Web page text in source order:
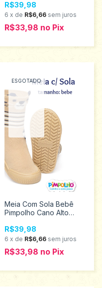
0073539
R$39,98
6 x de R$6,66 sem juros
R$33,98 no Pix
ESGOTADO
Meia Com Sola Bebê
Pimpolho Cano Alto
R$39,98
6 x de R$6,66 sem juros
R$33,98 no Pix